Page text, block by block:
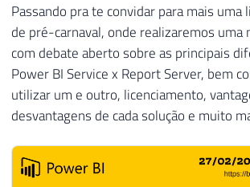
Passando pra te convidar para mais uma
de pré-carnaval, onde realizaremos uma
com debate aberto sobre as principais
Power BI Service x Report Server, bem
utilizar um e outro, licenciamento,
desvantagens de cada solução e muito